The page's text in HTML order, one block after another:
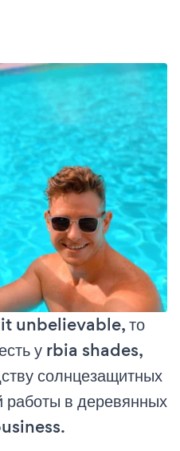
unbelievable, то
у rbia shades,
солнцезащитных
в деревянных